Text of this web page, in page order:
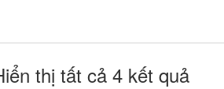
thị tất cả 4 kết quả